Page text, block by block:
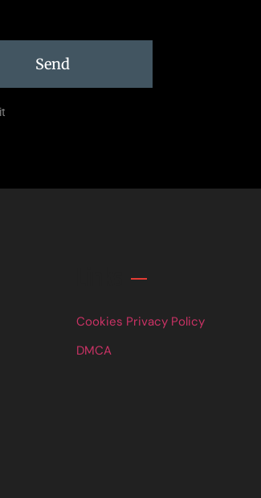
Send
Cookies Privacy Policy
DMCA